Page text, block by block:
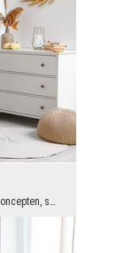
Een stukje artistieke fantasie, een mix van concepten, symbolen van verschillende herkomst, korto...